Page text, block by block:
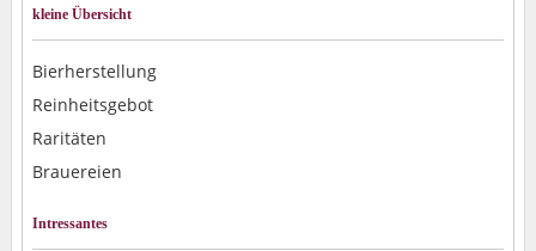
kleine Übersicht
Bierherstellung
Reinheitsgebot
Raritäten
Brauereien
Intressantes